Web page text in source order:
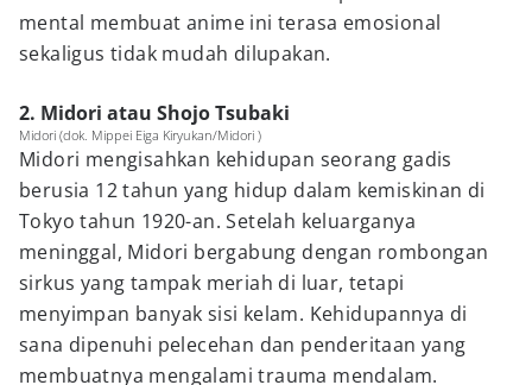
mental membuat anime ini terasa emosional
sekaligus tidak mudah dilupakan.
2. Midori atau Shojo Tsubaki
Midori (dok. Mippei Eiga Kiryukan/Midori )
Midori mengisahkan kehidupan seorang gadis
berusia 12 tahun yang hidup dalam kemiskinan di
Tokyo tahun 1920-an. Setelah keluarganya
meninggal, Midori bergabung dengan rombongan
sirkus yang tampak meriah di luar, tetapi
menyimpan banyak sisi kelam. Kehidupannya di
sana dipenuhi pelecehan dan penderitaan yang
membuatnya mengalami trauma mendalam.